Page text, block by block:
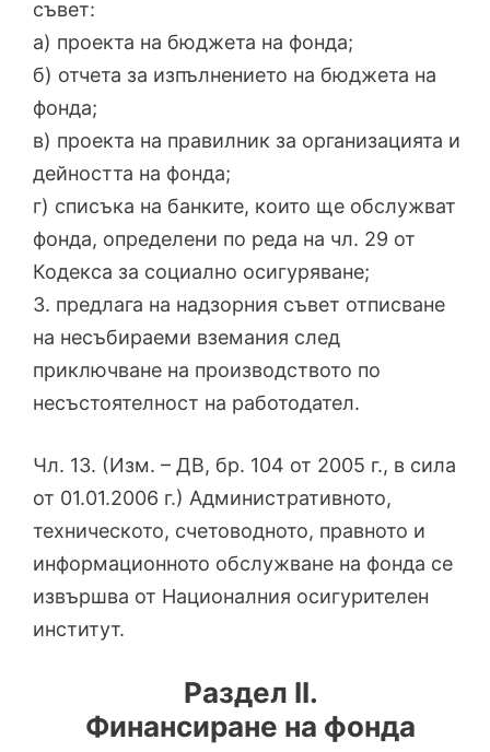
съвет:
а) проекта на бюджета на фонда;
б) отчета за изпълнението на бюджета на
фонда;
в) проекта на правилник за организацията и
дейността на фонда;
г) списъка на банките, които ще обслужват
фонда, определени по реда на чл. 29 от
Кодекса за социално осигуряване;
3. предлага на надзорния съвет отписване
на несъбираеми вземания след
приключване на производството по
несъстоятелност на работодател.
Чл. 13. (Изм. – ДВ, бр. 104 от 2005 г., в сила
от 01.01.2006 г.) Административното,
техническото, счетоводното, правното и
информационното обслужване на фонда се
извършва от Националния осигурителен
институт.
Раздел II.
Финансиране на фонда